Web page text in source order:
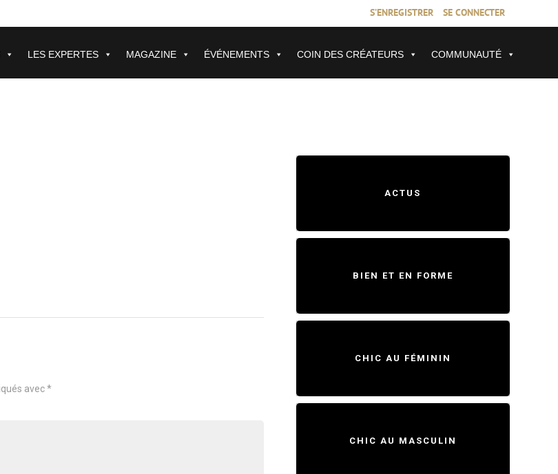
S’ENREGISTRER SE CONNECTER
LES EXPERTES MAGAZINE ÉVÉNEMENTS COIN DES CRÉATEURS COMMUNAUTÉ
avec*
ACTUS
BIEN ET EN FORME
CHIC AU FÉMININ
CHIC AU MASCULIN